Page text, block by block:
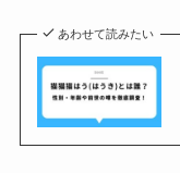
あわせて読みたい